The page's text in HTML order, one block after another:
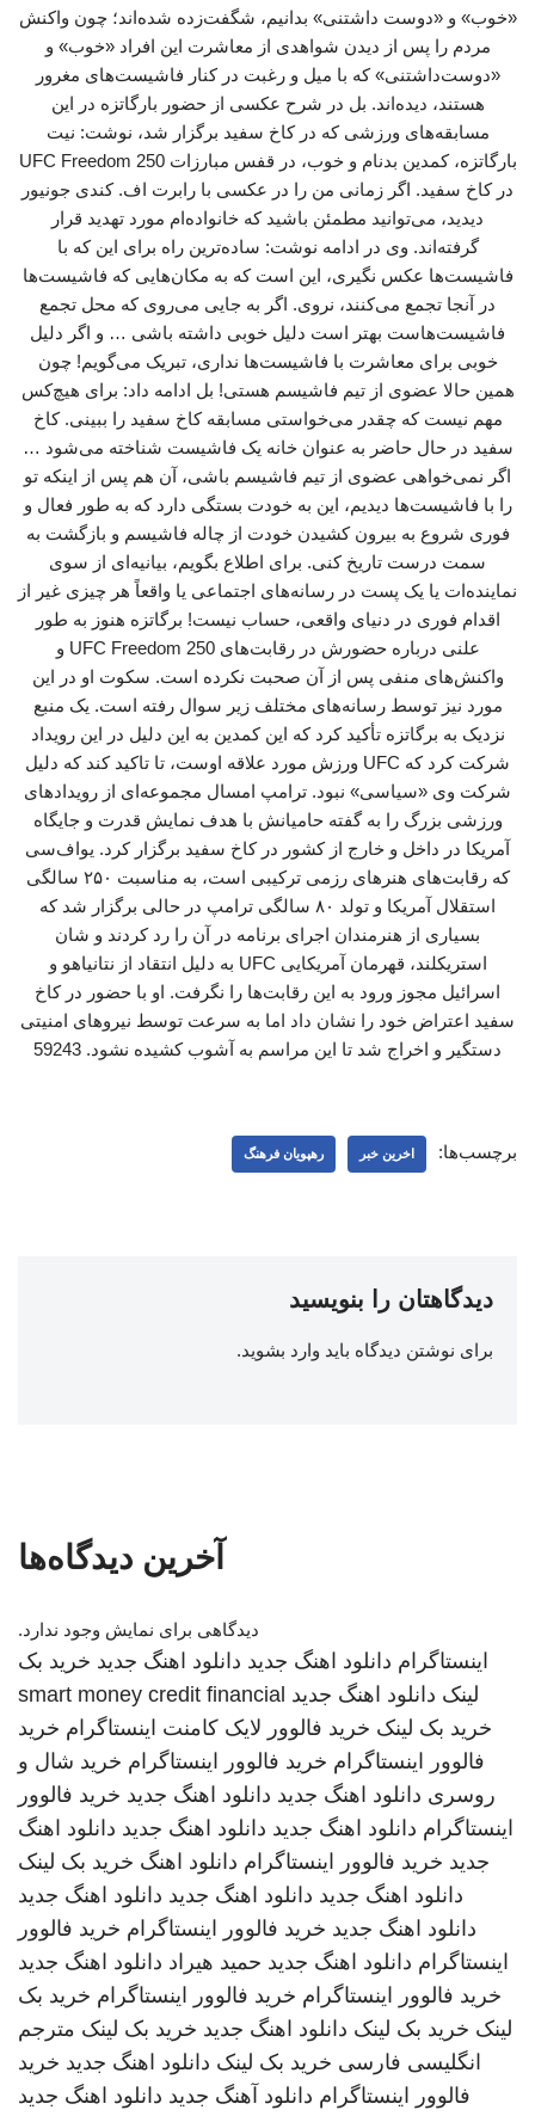
«خوب» و «دوست‌ داشتنی» بدانیم، شگفت‌زده شده‌اند؛ چون واکنش
مردم را پس از دیدن شواهدی از معاشرت این افراد «خوب» و
«دوست‌داشتنی» که با میل و رغبت در کنار فاشیست‌های مغرور
هستند، دیده‌اند. بل در شرح عکسی از حضور بارگاتزه در این
مسابقه‌های ورزشی که در کاخ سفید برگزار شد، نوشت: نیت
بارگاتزه، کمدین بدنام و خوب، در قفس مبارزات UFC Freedom 250
در کاخ سفید. اگر زمانی من را در عکسی با رابرت اف. کندی جونیور
دیدید، می‌توانید مطمئن باشید که خانواده‌ام مورد تهدید قرار
گرفته‌اند. وی در ادامه نوشت: ساده‌ترین راه برای این که با
فاشیست‌ها عکس نگیری، این است که به مکان‌هایی که فاشیست‌ها
در آنجا تجمع می‌کنند، نروی. اگر به جایی می‌روی که محل تجمع
فاشیست‌هاست بهتر است دلیل خوبی داشته باشی … و اگر دلیل
خوبی برای معاشرت با فاشیست‌ها نداری، تبریک می‌گویم! چون
همین حالا عضوی از تیم فاشیسم هستی! بل ادامه داد: برای هیچ‌کس
مهم نیست که چقدر می‌خواستی مسابقه کاخ سفید را ببینی. کاخ
سفید در حال حاضر به عنوان خانه یک فاشیست شناخته می‌شود …
اگر نمی‌خواهی عضوی از تیم فاشیسم باشی، آن هم پس از اینکه تو
را با فاشیست‌ها دیدیم، این به خودت بستگی دارد که به طور فعال و
فوری شروع به بیرون کشیدن خودت از چاله فاشیسم و بازگشت به
سمت درست تاریخ کنی. برای اطلاع بگویم، بیانیه‌ای از سوی
نماینده‌ات یا یک پست در رسانه‌های اجتماعی یا واقعاً هر چیزی غیر از
اقدام فوری در دنیای واقعی، حساب نیست! برگاتزه هنوز به طور
علنی درباره حضورش در رقابت‌های UFC Freedom 250 و
واکنش‌های منفی پس از آن صحبت نکرده است. سکوت او در این
مورد نیز توسط رسانه‌های مختلف زیر سوال رفته است. یک منبع
نزدیک به برگاتزه تأکید کرد که این کمدین به این دلیل در این رویداد
شرکت کرد که UFC ورزش مورد علاقه اوست، تا تاکید کند که دلیل
شرکت وی «سیاسی» نبود. ترامپ امسال مجموعه‌ای از رویدادهای
ورزشی بزرگ را به گفته حامیانش با هدف نمایش قدرت و جایگاه
آمریکا در داخل و خارج از کشور در کاخ سفید برگزار کرد. یواف‌سی
که رقابت‌های هنرهای رزمی ترکیبی است، به مناسبت ۲۵۰ سالگی
استقلال آمریکا و تولد ۸۰ سالگی ترامپ در حالی برگزار شد که
بسیاری از هنرمندان اجرای برنامه در آن را رد کردند و شان
استریکلند، قهرمان آمریکایی UFC به دلیل انتقاد از نتانیاهو و
اسرائیل مجوز ورود به این رقابت‌ها را نگرفت. او با حضور در کاخ
سفید اعتراض خود را نشان داد اما به سرعت توسط نیروهای امنیتی
دستگیر و اخراج شد تا این مراسم به آشوب کشیده نشود. 59243
برچسب‌ها: اخرین خبر رهپویان فرهنگ
دیدگاهتان را بنویسید
برای نوشتن دیدگاه باید وارد بشوید.
آخرین دیدگاه‌ها
دیدگاهی برای نمایش وجود ندارد.
اینستاگرام دانلود اهنگ جدید دانلود اهنگ جدید خرید بک
لینک دانلود اهنگ جدید smart money credit financial
خرید بک لینک خرید فالوور لایک کامنت اینستاگرام خرید
فالوور اینستاگرام خرید فالوور اینستاگرام خرید شال و
روسری دانلود اهنگ جدید دانلود اهنگ جدید خرید فالوور
اینستاگرام دانلود اهنگ جدید دانلود اهنگ جدید دانلود اهنگ
جدید خرید فالوور اینستاگرام دانلود اهنگ خرید بک لینک
دانلود اهنگ جدید دانلود اهنگ جدید دانلود اهنگ جدید
دانلود اهنگ جدید خرید فالوور اینستاگرام خرید فالوور
اینستاگرام دانلود اهنگ جدید حمید هیراد دانلود اهنگ جدید
خرید فالوور اینستاگرام خرید فالوور اینستاگرام خرید بک
لینک خرید بک لینک دانلود اهنگ جدید خرید بک لینک مترجم
انگلیسی فارسی خرید بک لینک دانلود اهنگ جدید خرید
فالوور اینستاگرام دانلود آهنگ جدید دانلود اهنگ جدید